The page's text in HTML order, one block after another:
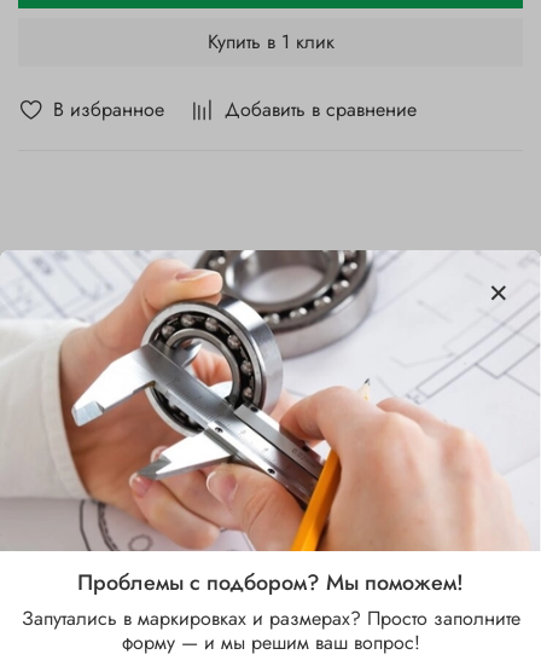
В избранное Добавить в сравнение
Купить в 1 клик
Характеристики
Бренд
Внутренний диаметр d, мм
Наружный диаметр D, мм
460
Ширина B, мм
146
Проблемы с подбором? Мы поможем!
Запутались в маркировках и размерах? Просто заполните
форму — и мы решим ваш вопрос!